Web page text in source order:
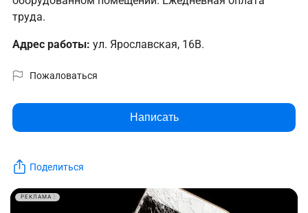
труда.
Адрес работы: ул. Ярославская, 16В.
Пожаловаться
Написать
Поделиться
РЕКЛАМА